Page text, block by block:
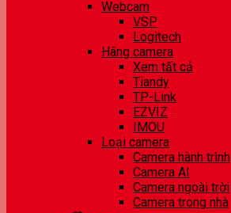
Webcam
VSP
Logitech
Hãng camera
Xem tất cả
Tiandy
TP-Link
EZVIZ
IMOU
Loại camera
Camera hành trình
Camera AI
Camera ngoài trời
Camera trong nhà